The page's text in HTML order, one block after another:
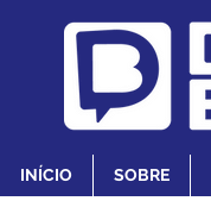
INÍCIO SOBRE